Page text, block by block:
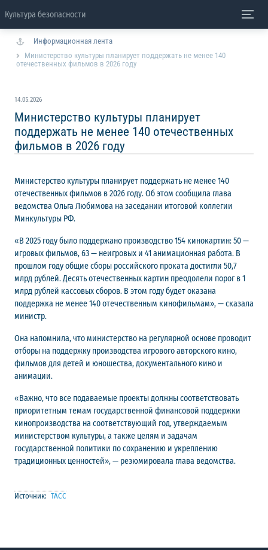
Культура безопасности
Информационная лента
Министерство культуры планирует поддержать не менее 140
отечественных фильмов в 2026 году
14.05.2026
Министерство культуры планирует
поддержать не менее 140 отечественных
фильмов в 2026 году
Министерство культуры планирует поддержать не менее 140
отечественных фильмов в 2026 году. Об этом сообщила глава
ведомства Ольга Любимова на заседании итоговой коллегии
Минкультуры РФ.
«В 2025 году было поддержано производство 154 кинокартин: 50 —
игровых фильмов, 63 — неигровых и 41 анимационная работа. В
прошлом году общие сборы российского проката достигли 50,7
млрд рублей. Десять отечественных картин преодолели порог в 1
млрд рублей кассовых сборов. В этом году будет оказана
поддержка не менее 140 отечественным кинофильмам», — сказала
министр.
Она напомнила, что министерство на регулярной основе проводит
отборы на поддержку производства игрового авторского кино,
фильмов для детей и юношества, документального кино и
анимации.
«Важно, что все подаваемые проекты должны соответствовать
приоритетным темам государственной финансовой поддержки
кинопроизводства на соответствующий год, утверждаемым
министерством культуры, а также целям и задачам
государственной политики по сохранению и укреплению
традиционных ценностей», — резюмировала глава ведомства.
Источник: ТАСС